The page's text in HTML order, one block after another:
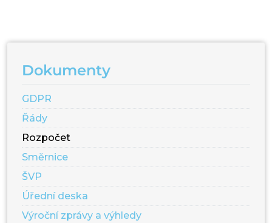
Dokumenty
GDPR
Řády
Rozpočet
Směrnice
ŠVP
Úřední deska
Výroční zprávy a výhledy